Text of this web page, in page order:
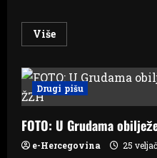
VišeRead
more
zabava
s
Lola
klaunovima
PC
Mališić
Drugi pišu
FOTO: U Grudama
e-Hercegovina 25